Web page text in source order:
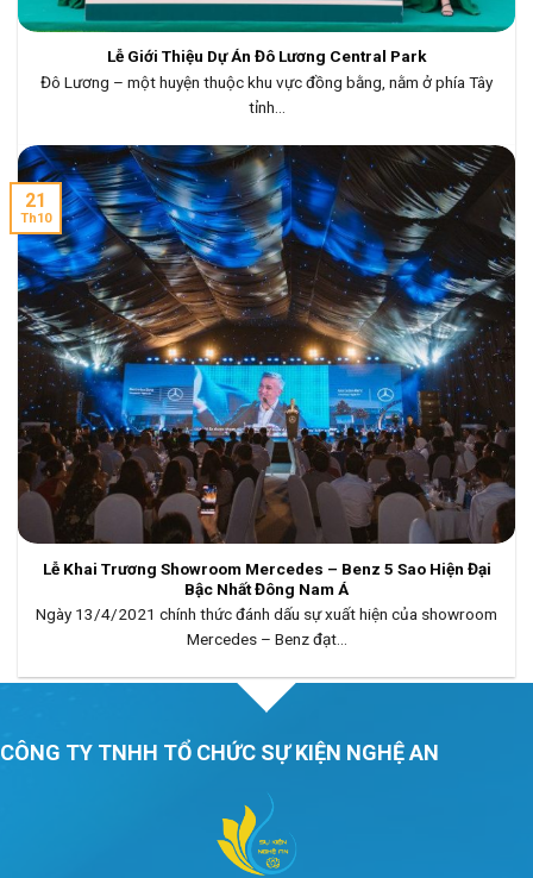
Lễ Giới Thiệu Dự Án Đô Lương Central Park
Đô Lương – một huyện thuộc khu vực đồng bằng, nằm ở phía Tây
tỉnh...
Lễ Khai Trương Showroom Mercedes – Benz 5 Sao Hiện Đại
Bậc Nhất Đông Nam Á
Ngày 13/4/2021 chính thức đánh dấu sự xuất hiện của showroom
Mercedes – Benz đạt...
21
Th10
CÔNG TY TNHH TỔ CHỨC SỰ KIỆN NGHỆ AN